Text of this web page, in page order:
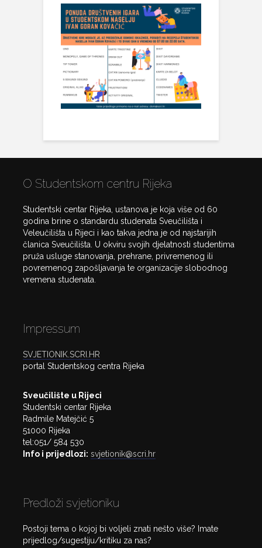
O Studentskom centru Rijeka
Studentski centar Rijeka, ustanova je koja više od 60
godina brine o standardu studenata Sveučilišta i
Veleučilišta u Rijeci i kao takva jedna je od najstarijih
članica Sveučilišta. U okviru svojih djelatnosti studentima
pruža usluge stanovanja, prehrane, privremenog ili
povremenog zapošljavanja te organizacije slobodnog
vremena studenata.
Impressum
SVJETIONIK.SCRI.HR
portal Studentskog centra Rijeka
Sveučilište u Rijeci
Studentski centar Rijeka
Radmile Matejčić 5
51000 Rijeka
tel:051/ 584 530
Info i prijedlozi: svjetionik@scri.hr
Predloži svjetioniku
Postoji tema o kojoj bi voljeli znati nešto više? Imate
prijedlog/sugestiju/kritiku za nas?